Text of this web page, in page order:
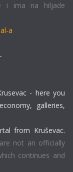
i ima na hiljade
a
- here you
galleries,
from Kruševac.
not an officially
continues and